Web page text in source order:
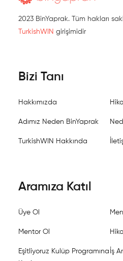
2023 BinYaprak. Tüm hakları
TurkishWIN girişimidir
Bizi Tanı
Hakkımızda
Adımız Neden BinYaprak
TurkishWIN Hakkında
Aramıza Katıl
Üye Ol
Mentor Ol
Eşitliyoruz Kulüp Programına İş